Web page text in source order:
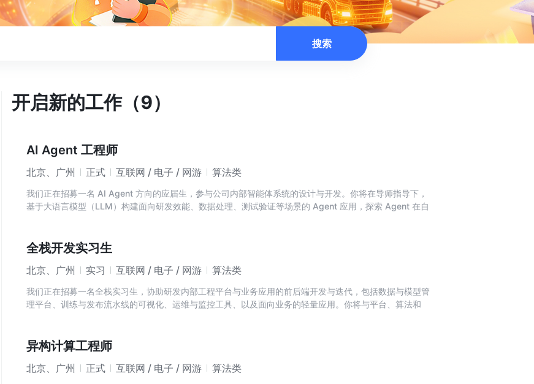
搜索
开启新的工作（9）
AI Agent 工程师
北京、广州 正式 互联网 / 电子 / 网游 算法类
我们正在招募一名 AI Agent 方向的应届生，参与公司内部智能体系统的设计与开发。你将在导师指导下，
基于大语言模型（LLM）构建面向研发效能、数据处理、测试验证等场景的 Agent 应用，探索 Agent 在自
- 参与基于 LLM 的 Agent 系统设计与开发，包括任务规划、工具调用、记忆管理与多轮交互
- 协助构建 Agent 编排与调度框架，支持多 Agent 协作与工作流自动化
- 参与 RAG（检索增强生成）系统的设计与优化，打通内部知识库与文档体系
- 参与 MCP/Tool-Use 等工具集成框架的开发，扩展 Agent 的能力边界
- 编写高质量工程代码与技术文档，参与方案设计与代码评审
全栈开发实习生
北京、广州 实习 互联网 / 电子 / 网游 算法类
我们正在招募一名全栈实习生，协助研发内部工程平台与业务应用的前后端开发与迭代，包括数据与模型管
理平台、训练与发布流水线的可视化、运维与监控工具、以及面向业务的轻量应用。你将与平台、算法和
- 参与内部平台与工具的前端开发（组件设计、交互体验、可视化图表）
- 参与后端接口与微服务开发（API 设计、权限与审计、稳定性治理）
- 对接平台与云原生基础设施，打通数据/模型/训练/部署等核心流程的可视化与操作
异构计算工程师
北京、广州 正式 互联网 / 电子 / 网游 算法类